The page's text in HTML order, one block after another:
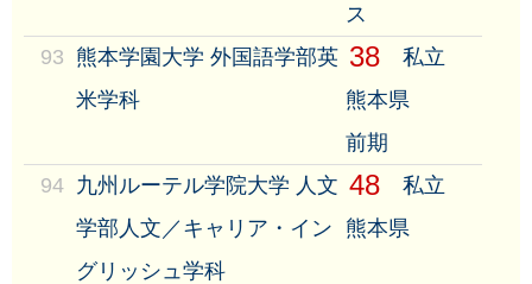
ス
93 熊本学園大学 外国語学部英
米学科
38
私立
熊本県
前期
94 九州ルーテル学院大学 人文
学部人文／キャリア・イン
グリッシュ学科
48
私立
熊本県